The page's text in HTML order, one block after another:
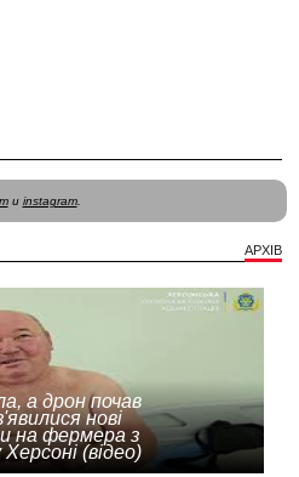
и instagram.
АРХІВ
а дрон почав
нові
на фермера з
(відео)